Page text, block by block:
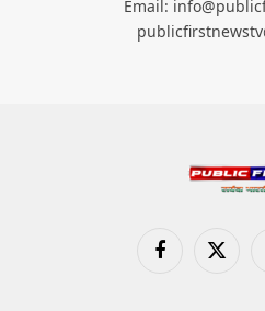
Email:
FacebookX